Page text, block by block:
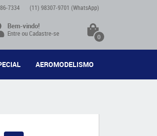
7334 (11) 98307-9701 (WhatsApp)
Bem-vindo!
EntreouCadastre-se 0
AEROMODELISMO